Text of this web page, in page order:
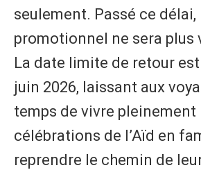
seulement. Passé ce délai,
promotionnel ne sera plus
La date limite de retour
juin 2026, laissant aux
temps de vivre pleinement
célébrations de l’Aïd en
reprendre le chemin de